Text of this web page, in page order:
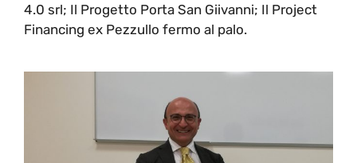
4.0 srl; Il Progetto Porta San Giivanni; Il Project
Financing ex Pezzullo fermo al palo.